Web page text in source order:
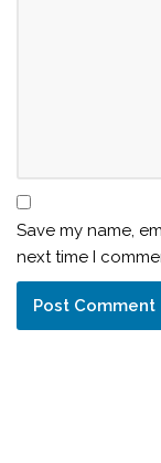
Save my name,
next time I